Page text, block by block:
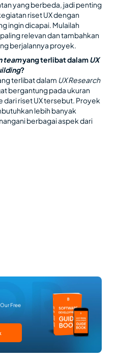
yang berbeda, jadi penting
riset UXdengan
ingin dicapai. Mulailah
relevan dan tambahkan
berjalannya proyek.
teamyang terlibat dalamUX
?
terlibat dalam UX Research
bergantung pada ukuran
dari riset UX tersebut. Proyek
lebih banyak
berbagai aspek dari
Free